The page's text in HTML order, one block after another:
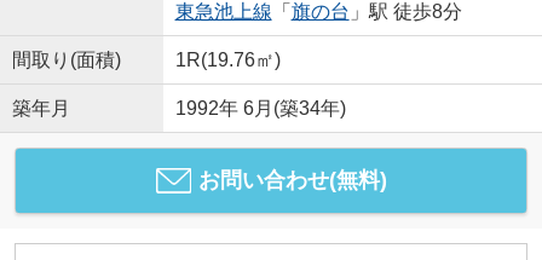
東急池上線 「 旗の台 」駅 徒歩8分
間取り(面積) 1R(19.76㎡)
築年月 1992年 6月(築34年)
お問い合わせ(無料)